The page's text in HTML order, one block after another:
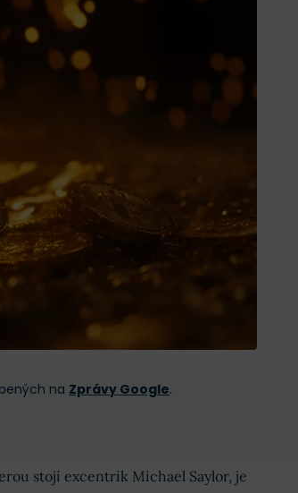
na Zprávy Google.
stojí excentrik Michael Saylor, je